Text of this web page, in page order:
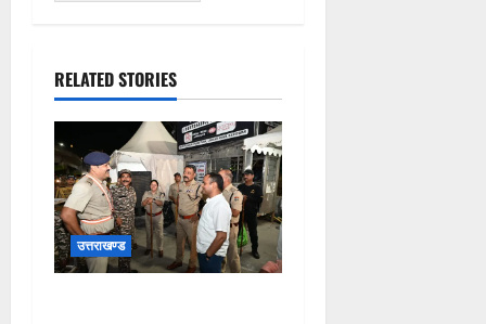
RELATED STORIES
उत्तराखण्ड